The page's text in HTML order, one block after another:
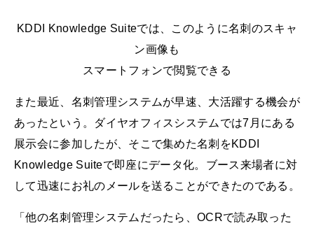
KDDI Knowledge Suiteでは、このように名刺のスキャ
ン画像も
スマートフォンで閲覧できる
また最近、名刺管理システムが早速、大活躍する機会が
あったという。ダイヤオフィスシステムでは7月にある
展示会に参加したが、そこで集めた名刺をKDDI
Knowledge Suiteで即座にデータ化。ブース来場者に対
して迅速にお礼のメールを送ることができたのである。
「他の名刺管理システムだったら、OCRで読み取った